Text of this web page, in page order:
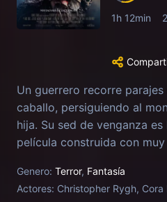
1h 12min
Un guerrero recorre
caballo, persiguiendo al
hija. Su sed de venganza
película construida con
fantasía y el horror
más físicas y cruentas.
Genero: Terror, Fantasía
Actores: Christopher Rygh,